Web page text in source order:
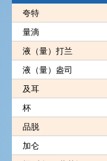
夸特
量滴
液（量）打兰
液（量）盎司
及耳
杯
品脱
加仑